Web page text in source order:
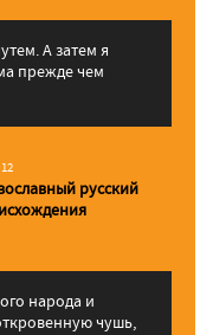
А затем я
прежде чем
русский
народа и
чушь,